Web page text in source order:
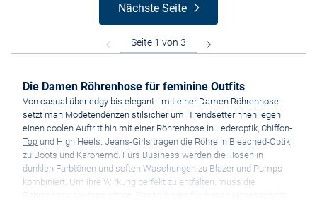
Nächste Seite
Die Damen Röhrenhose für feminine Outfits
Von casual über edgy bis elegant - mit einer Damen Röhrenhose
setzt man Modetendenzen stilsicher um. Trendsetterinnen legen
einen coolen Auftritt hin mit einer Röhrenhose in Lederoptik, Chiffon-
Top und High Heels. Jeans-Girls tragen die Röhre in Bleached-Optik
zu Boots und Karohemd. Fürs Business werden die Hosen in
dunklen Farbtönen und soften Waschungen zu Blazer und Pumps
kombiniert. Um ihre Wirkung perfekt zu entfalten, muss die